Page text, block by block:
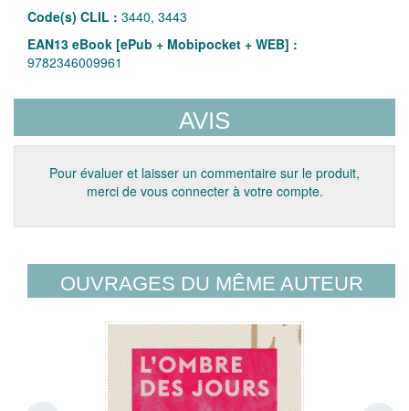
Code(s) CLIL : 3440, 3443
EAN13 eBook [ePub + Mobipocket + WEB] :
9782346009961
AVIS
Pour évaluer et laisser un commentaire sur le produit,
merci de vous connecter à votre compte.
OUVRAGES DU MÊME AUTEUR